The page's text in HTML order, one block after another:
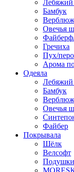
Лебяжий
Бамбук
Овечья
Гречиха
Пух/перо
Арома
Одеяла
Лебяжий
Бамбук
Овечья
Файбер
Покрывала
Шёлк
Велсофт